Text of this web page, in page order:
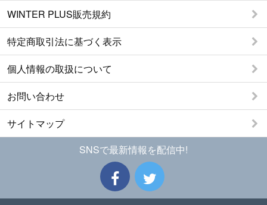
WINTER PLUS販売規約
特定商取引法に基づく表示
個人情報の取扱について
お問い合わせ
サイトマップ
SNSで最新情報を配信中!